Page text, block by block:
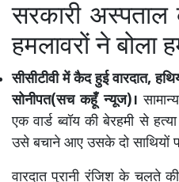
सरकारी
हमलावरों ने बोला
सीसीटीवी में कैद हुई वारदात,
सोनीपत(सच कहूँ न्यूज)।
एक वार्ड ब्वॉय की बेरहमी से
उसे बचाने आए उसके दो साथियों
वारदात पुरानी रंजिश के चलते